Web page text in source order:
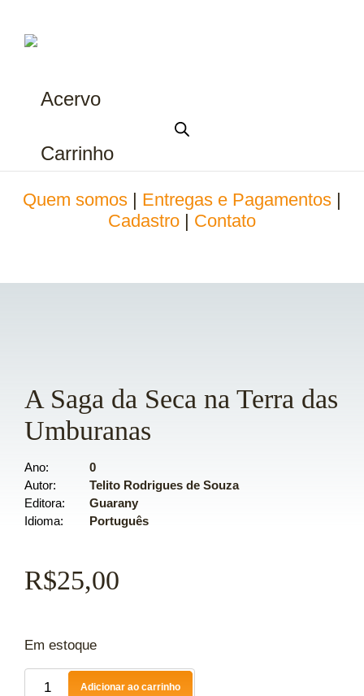
Acervo
Carrinho
Quem somos Entregas e Pagamentos
Cadastro
Contato
A Saga da Seca na Terra das
Umburanas
Ano
0
Autor
Telito Rodrigues de Souza
Editora
Guarany
Idioma
Português
R$25,00
Em estoque
Adicionar ao carrinho